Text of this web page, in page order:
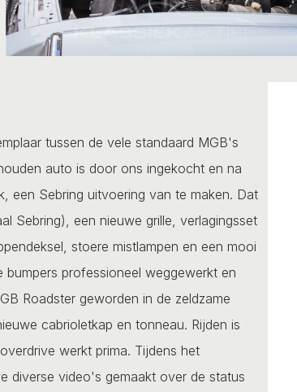
tussen de vele standaard MGB's
auto is door ons ingekocht en na
een Sebring uitvoering van te maken. Dat
Sebring), een nieuwe grille, verlagingsset
stoere mistlampen en een mooi
professioneel weggewerkt en
Roadster geworden in de zeldzame
cabrioletkap en tonneau. Rijden is
werkt prima. Tijdens het
diverse video's gemaakt over de status